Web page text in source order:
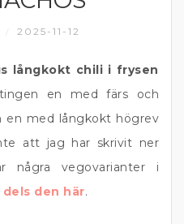
2025-11-12
långkokt chili i frysen
en med färs och
en med långkokt högrev
att jag har skrivit ner
några vegovarianter i
dels den här.